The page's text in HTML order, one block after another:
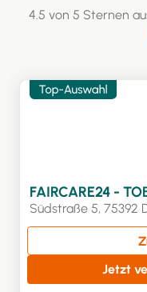
4.5 von 5 Sternen
FAIRCARE24 -
Südstraße 5, 75392
Jetzt